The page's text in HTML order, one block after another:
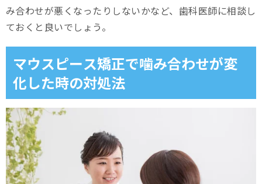
み合わせが悪くなったりしないかなど、歯科医師に相談し
ておくと良いでしょう。
マウスピース矯正で噛み合わせが変
化した時の対処法